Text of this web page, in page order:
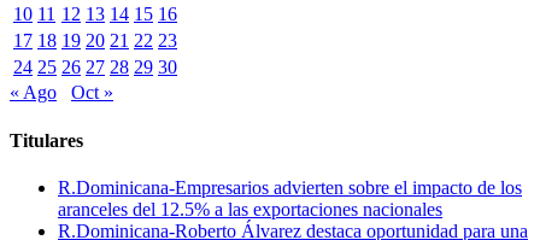
10 11 12 13 14 15 16
17 18 19 20 21 22 23
24 25 26 27 28 29 30
« Ago
Oct »
Titulares
R.Dominicana-Empresarios advierten sobre el impacto de los
aranceles del 12.5% a las exportaciones nacionales
R.Dominicana-Roberto Álvarez destaca oportunidad para una